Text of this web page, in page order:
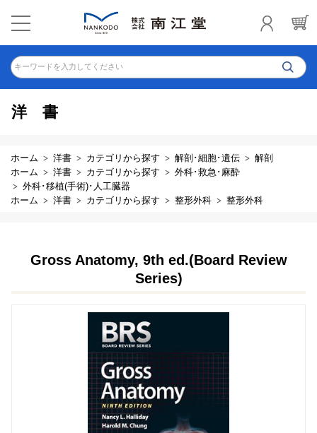
キーワードを入力してください
洋書
ホーム 洋書 カテゴリから探す 解剖･細胞･遺伝
解剖
ホーム
洋書 カテゴリから探す
外科･救急･麻酔
外科･移植(手術)･人工臓器
ホーム
洋書 カテゴリから探す 整形外科 整形外科
Gross Anatomy, 9th ed.(Board Review
Series)